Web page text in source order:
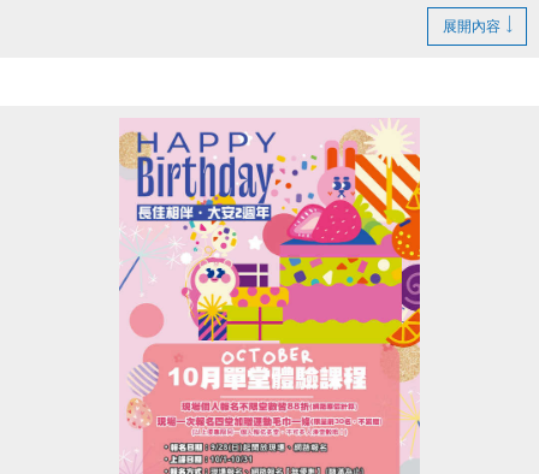
展開內容